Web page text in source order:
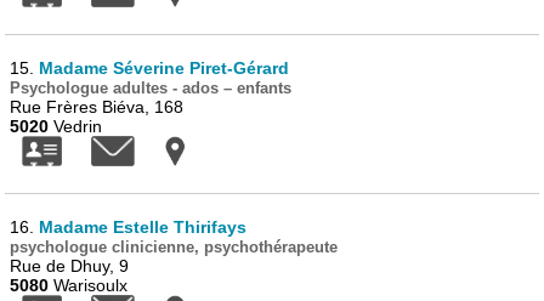
15. Madame Séverine Piret-Gérard
Psychologue adultes - ados – enfants
Rue Frères Biéva, 168
5020 Vedrin
16. Madame Estelle Thirifays
psychologue clinicienne, psychothérapeute
Rue de Dhuy, 9
5080 Warisoulx